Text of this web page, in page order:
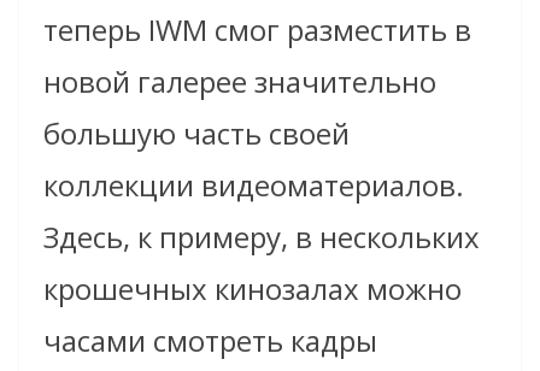
теперь IWM смог разместить в
новой галерее значительно
большую часть своей
коллекции видеоматериалов.
Здесь, к примеру, в нескольких
крошечных кинозалах можно
часами смотреть кадры